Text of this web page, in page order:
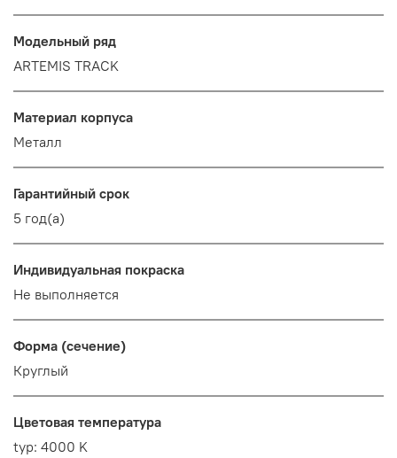
Модельный ряд
ARTEMIS TRACK
Материал корпуса
Металл
Гарантийный срок
5 год(а)
Индивидуальная покраска
Не выполняется
Форма (сечение)
Круглый
Цветовая температура
typ: 4000 K